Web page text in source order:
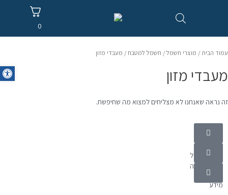
0
עמוד הבית / מוצרי חשמל/ חשמל למטבח / מעבדי מזון
מעבדי מזון
זה נראה שאנחנו לא מצליחים למצוא מה שחיפשת.
קטגוריות
מוצרי חשמל
אלקטרוניקה
מידע